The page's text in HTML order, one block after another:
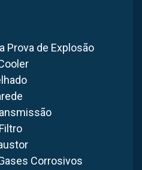
Prova de Explosão
Corrosivos
em
própria em
40 anos fornecendo
para todo o Brasil.
medida